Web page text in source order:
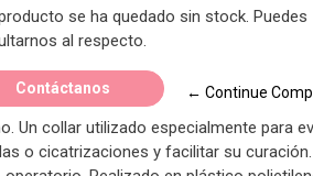
se ha quedado sin stock. Puedes
al respecto.
Contáctanos ← Continue
Un collar utilizado especialmente para
o cicatrizaciones y facilitar su curación.